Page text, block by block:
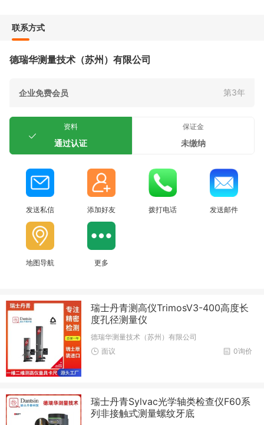
联系方式
德瑞华测量技术（苏州）有限公司
企业免费会员 第3年
资料
通过认证
保证金
未缴纳
发送私信 添加好友 拨打电话 发送邮件
地图导航 更多
瑞士丹青测高仪TrimosV3-400高度长
度孔径测量仪
德瑞华测量技术（苏州）有限公司
0询价
面议
瑞士丹青Sylvac光学轴类检查仪F60系
列非接触式测量螺纹牙底